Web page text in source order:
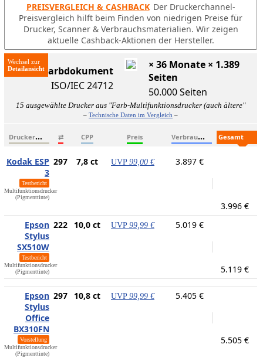
PREISVERGLEICH & CASHBACK Der Druckerchannel-
Preisvergleich hilft beim Finden von niedrigen Preise für
Drucker, Scanner & Verbrauchsmaterialien. Wir zeigen
aktuelle Cashback-Aktionen der Hersteller.
Wechsel zur
ISO-Farbdokument
ISO/IEC 24712
× 36 Monate × 1.389
Seiten
50.000 Seiten
15 ausgewählte Drucker aus "Farb-Multifunktionsdrucker (auch ältere"
– Technische Daten im Vergleich –
D
ruckername ⇄ CPP Preis V
erbrauchsmaterialien
Kodak ESP
3
Testbericht
Multifunktionsdrucker
(Pigmenttinte)
297 7,8 ct UVP 99,00 € 3.897 €
3.996 €
Epson
Stylus
SX510W
Testbericht
Multifunktionsdrucker
(Pigmenttinte)
222 10,0 ct UVP 99,99 € 5.019 €
5.119 €
Epson
Stylus
Office
BX310FN
Vorstellung
Multifunktionsdrucker
(Pigmenttinte)
297 10,8 ct UVP 99,99 € 5.405 €
5.505 €